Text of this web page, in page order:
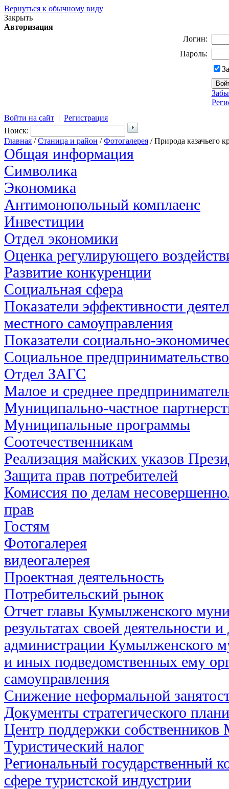
Вернуться к обычному виду
Закрыть
Авторизация
Логин:
Пароль:
Войти на сайт | Регистрация
Поиск:
Главная /Станица и район /Фотогалерея / Природа казачьего
Общая информация
Символика
Экономика
Антимонопольный комплаенс
Инвестиции
Отдел экономики
Оценка регулирующего
Развитие конкуренции
Социальная сфера
Показатели эффективности
местного самоуправления
Показатели социально-
Социальное предпринимательство
Отдел ЗАГС
Малое и среднее
Муниципально-частное
Муниципальные программы
Соотечественникам
Реализация майских указов
Защита прав потребителей
Комиссия по делам
прав
Гостям
Фотогалерея
видеогалерея
Проектная деятельность
Потребительский рынок
Отчет главы Кумылженского
результатах своей деятельности
администрации Кумылженского
и иных подведомственных ему
самоуправления
Снижение неформальной
Документы стратегического
Центр поддержки
Туристический налог
Региональный государственный
сфере туристской индустрии